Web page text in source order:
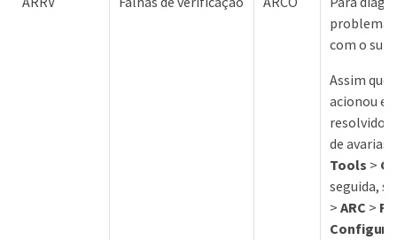
com o
Assim que
acionou
resolvido,
de
Tools >
seguida,
> ARC >